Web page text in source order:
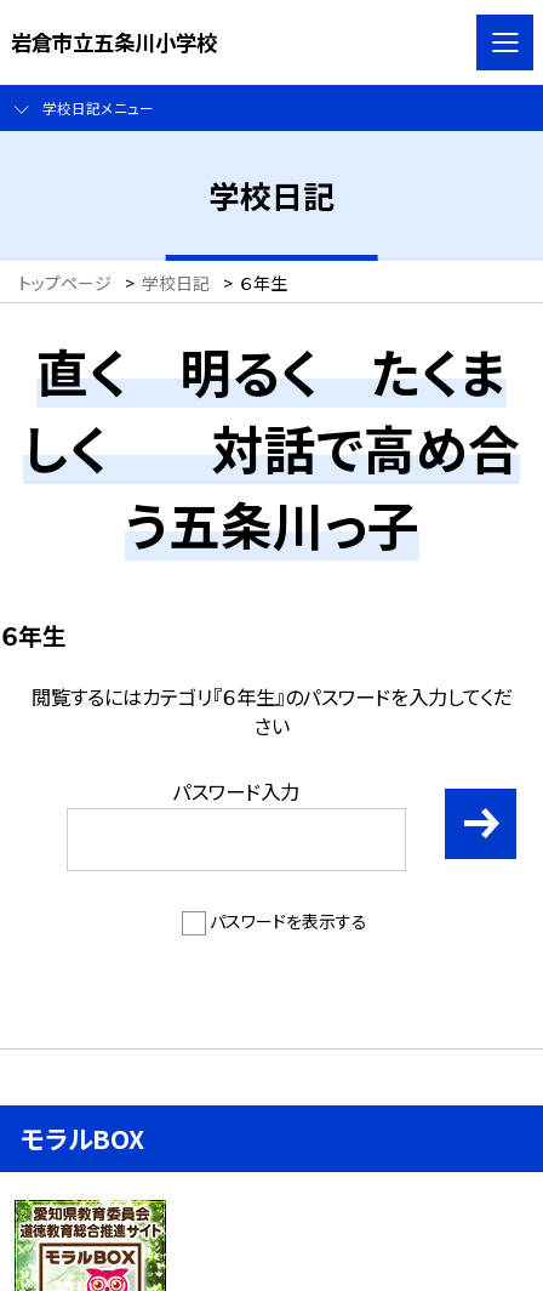
岩倉市立五条川小学校
学校日記メニュー
学校日記
トップページ > 学校日記 > ６年生
直く 明るく たくま
しく 対話で高め合
う五条川っ子
６年生
閲覧するにはカテゴリ『６年生』のパスワードを入力してくだ
さい
パスワード入力
パスワードを表示する
モラルBOX